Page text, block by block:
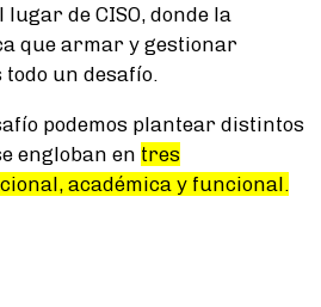
de CISO, donde la
que armar y gestionar
un desafío.
podemos plantear distintos
engloban en tres
académica y funcional.